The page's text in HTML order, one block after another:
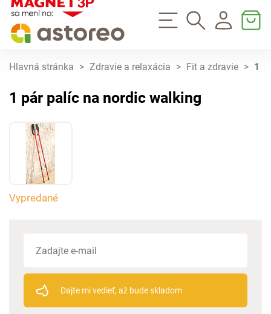
Hlavná stránka > Zdravie a relaxácia > Fit a zdravie > 1
1 pár palíc na nordic walking
Vypredané
Dajte mi vedieť, až bude skladom